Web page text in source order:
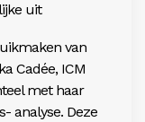
uit
van
Cadée, ICM
met haar
analyse. Deze